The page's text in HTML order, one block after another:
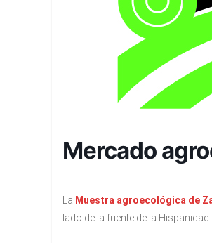
Mercado
La Muestra agroecológica de
lado de la fuente de la Hispanidad.